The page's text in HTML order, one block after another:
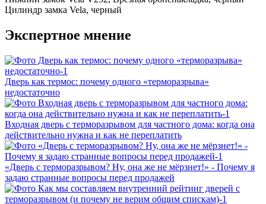
Цилиндр замка Vela, черный
Экспертное мнение
Дверь как термос: почему одного «терморазрыва»
недостаточно
Входная дверь с терморазрывом для частного дома: когда она
действительно нужна и как не переплатить
«Дверь с терморазрывом? Ну, она же не мёрзнет!» - Почему я
задаю странные вопросы перед продажей